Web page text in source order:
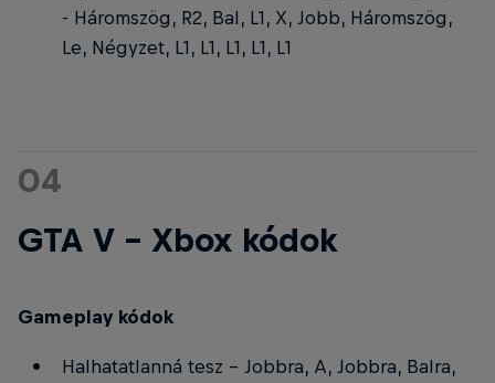
- Háromszög, R2, Bal, L1, X, Jobb, Háromszög,
Le, Négyzet, L1, L1, L1, L1, L1
04
GTA V - Xbox kódok
Gameplay kódok
Halhatatlanná tesz - Jobbra, A, Jobbra, Balra,